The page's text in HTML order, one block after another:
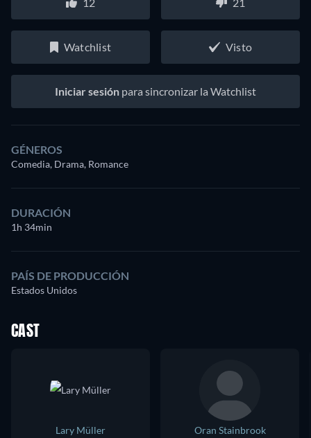
Watchlist Visto
Iniciar sesión para sincronizar la Watchlist
GÉNEROS
Comedia, Drama, Romance
DURACIÓN
1h 34min
PAÍS DE PRODUCCIÓN
Estados Unidos
CAST
Lary Müller
Oran Stainbrook